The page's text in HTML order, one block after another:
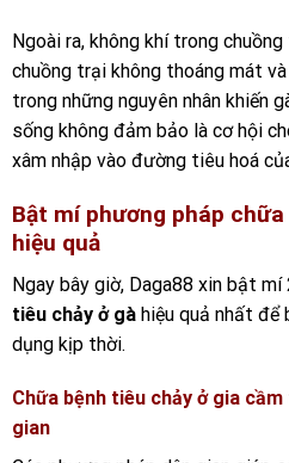
Ngoài ra, không khí trong
chuồng trại không thoáng mát
trong những nguyên nhân khiến
sống không đảm bảo là cơ hội
xâm nhập vào đường tiêu hoá
Bật mí phương pháp
hiệu quả
Ngay bây giờ, Daga88 xin bật
tiêu chảy ở gà hiệu quả nhất để
dụng kịp thời.
Chữa bệnh tiêu chảy ở gia
gian